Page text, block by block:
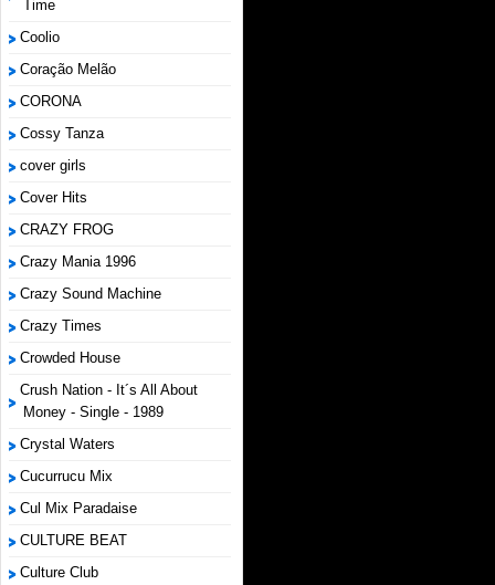
Time
Coolio
Coração Melão
CORONA
Cossy Tanza
cover girls
Cover Hits
CRAZY FROG
Crazy Mania 1996
Crazy Sound Machine
Crazy Times
Crowded House
Crush Nation - It´s All About
Money - Single - 1989
Crystal Waters
Cucurrucu Mix
Cul Mix Paradaise
CULTURE BEAT
Culture Club